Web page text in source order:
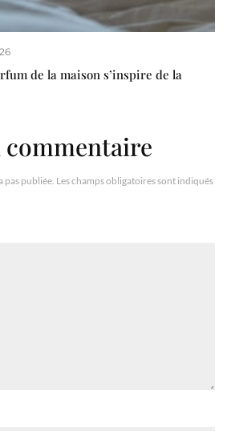
de la maison s’inspire de la
commentaire
pas publiée. Les champs obligatoires sont indiqués